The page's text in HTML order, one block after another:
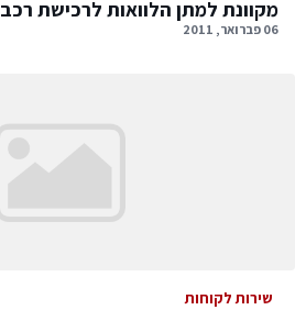
מקוונת למתן הלוואות לרכישת רכב
06 פברואר, 2011
שירות לקוחות